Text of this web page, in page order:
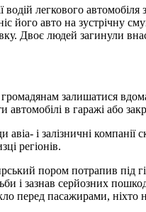
легкового автомобіля
його авто на зустрічну
Двоє людей загинули
залишатися
автомобілі в гаражі або
авіа- і залізничні компанії
регіонів.
пором потрапив під
і зазнав серйозних
перед пасажирами, ніхто